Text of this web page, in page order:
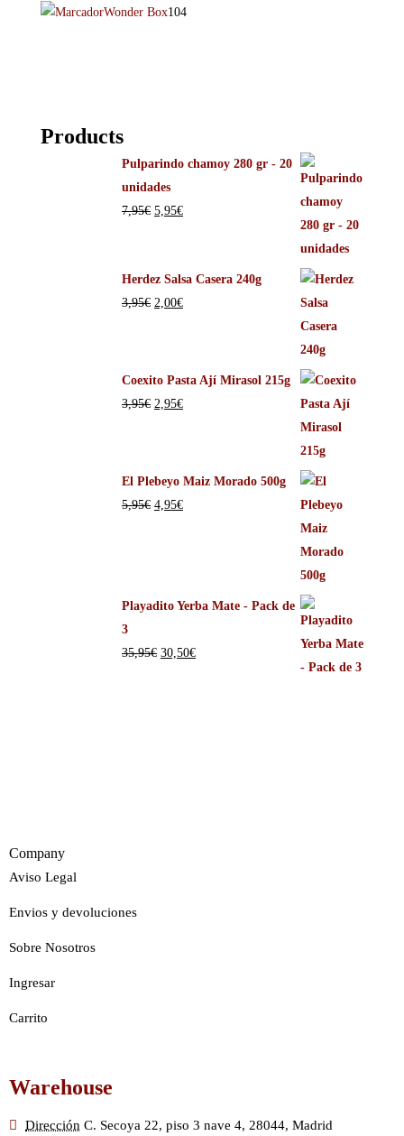
Wonder Box104
Products
Pulparindo chamoy 280 gr - 20
unidades
7,95€ 5,95€
Herdez Salsa Casera 240g
3,95€ 2,00€
Coexito Pasta Ají Mirasol 215g
3,95€ 2,95€
El Plebeyo Maiz Morado 500g
5,95€ 4,95€
Playadito Yerba Mate - Pack de
3
35,95€ 30,50€
Company
Aviso Legal
Envios y devoluciones
Sobre Nosotros
Ingresar
Carrito
Warehouse
Dirección C. Secoya 22, piso 3 nave 4, 28044, Madrid